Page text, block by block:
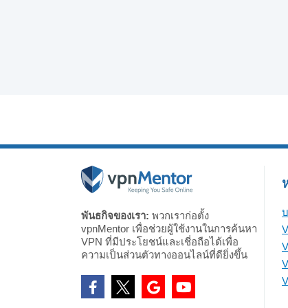
พันธกิจของเรา: พวกเราก่อตั้ง
vpnMentor เพื่อช่วยผู้ใช้งานในการค้นหา
VPN ที่มีประโยชน์และเชี่อถือได้เพื่อ
ความเป็นส่วนตัวทางออนไลน์ที่ดียิ่งขึ้น